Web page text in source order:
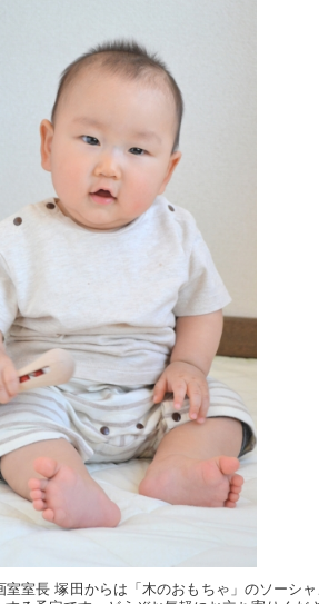
室室長 塚田からは「木のおもちゃ」のソーシ